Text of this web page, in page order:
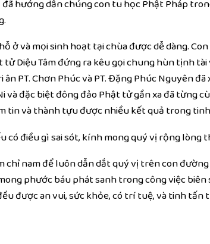
hướng dẫn chúng contu họcPhật Pháp
.
ở và mọisinh hoạttại chùa được dễ dàng.
tửDiệu Tâmđứng ra kêu gọi chung hùntịnh tài
ânPT. Chơn Phúc và PT. Đặng Phúc Nguyên đã
vàđặc biệtđông đảoPhật tửgần xa đã từng
tinvàthành tựuđược nhiều kết quả trong
có điều gì sai sót, kính mong quý vị rộng lòng
chỉ nam để luôn dẫn dắt quý vị trêncon
phước báu phát sanh trong công việcbiên
được an vui,sức khỏe, cótrí tuệ, vàtinh tấn